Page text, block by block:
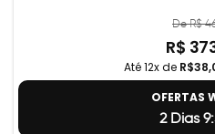
De R$
R$
Até 12x de
OFERTAS
2 Dias